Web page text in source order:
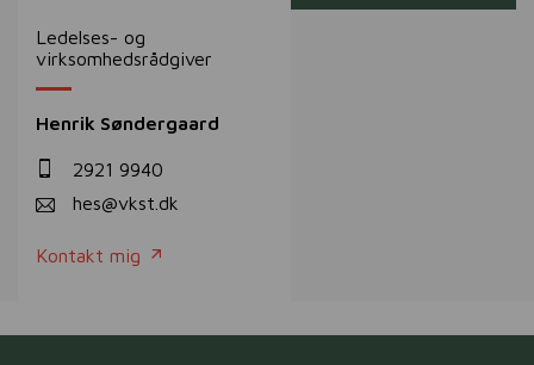
Ledelses- og
virksomhedsrådgiver
Henrik Søndergaard
2921 9940
hes@vkst.dk
Kontakt mig